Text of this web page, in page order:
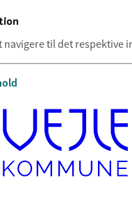
til det respektive